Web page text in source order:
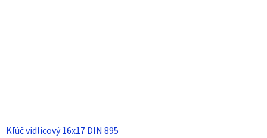
Kľúč vidlicový 16x17 DIN 895